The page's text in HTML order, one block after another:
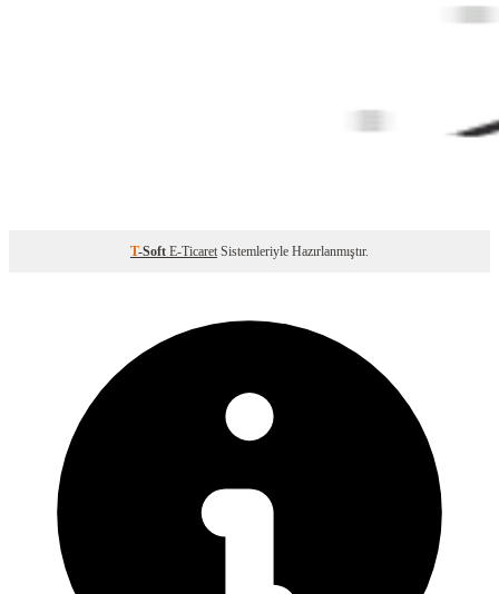
T-Soft E-Ticaret Sistemleriyle Hazırlanmıştır.